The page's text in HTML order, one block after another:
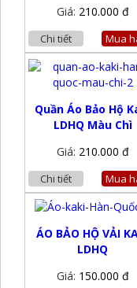
Giá: 210.000 đ
Chi tiết Mua
Quần Áo Bảo Hộ
LDHQ Màu Chì
Giá: 210.000 đ
Chi tiết Mua
ÁO BẢO HỘ VẢI
LDHQ
Giá: 150.000 đ